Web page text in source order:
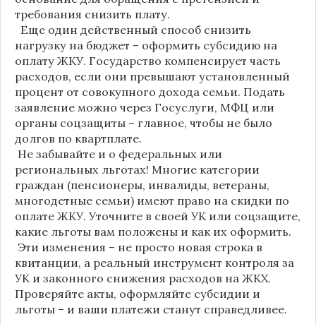
требования снизить плату.
Еще один действенный способ снизить
нагрузку на бюджет – оформить субсидию на
оплату ЖКУ. Государство компенсирует часть
расходов, если они превышают установленный
процент от совокупного дохода семьи. Подать
заявление можно через Госуслуги, МФЦ или
органы соцзащиты – главное, чтобы не было
долгов по квартплате.
Не забывайте и о федеральных или
региональных льготах! Многие категории
граждан (пенсионеры, инвалиды, ветераны,
многодетные семьи) имеют право на скидки по
оплате ЖКУ. Уточните в своей УК или соцзащите,
какие льготы вам положены и как их оформить.
Эти изменения – не просто новая строка в
квитанции, а реальный инструмент контроля за
УК и законного снижения расходов на ЖКХ.
Проверяйте акты, оформляйте субсидии и
льготы – и ваши платежи станут справедливее.